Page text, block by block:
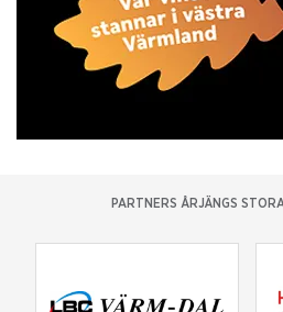
PARTNERS ÅRJÄNGS